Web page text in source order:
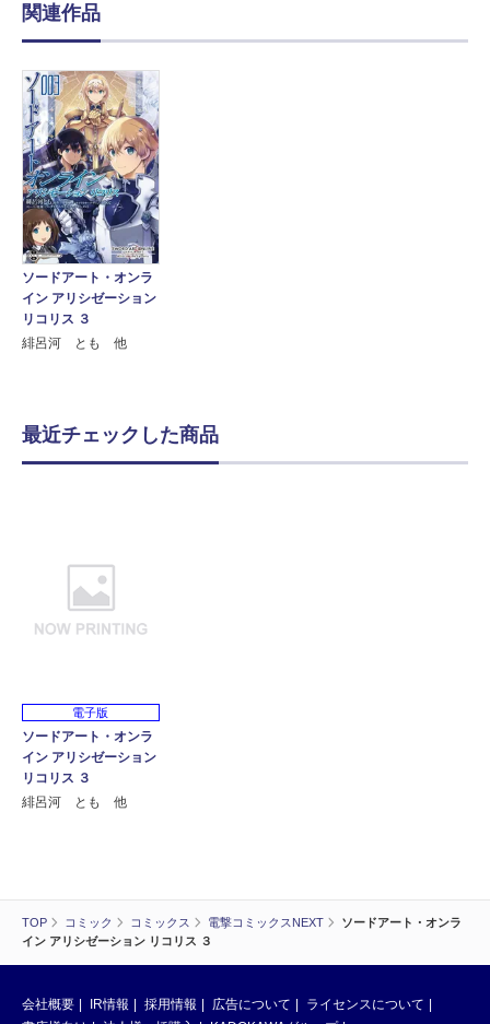
TOP コミック コミックス 電撃コミックスNEXT
ソードアート・オンラ
イン アリシゼーション リコリス ３
関連作品
ソードアート・オンラ
イン アリシゼーション
リコリス ３
緋呂河 とも 他
最近チェックした商品
電子版
ソードアート・オンラ
イン アリシゼーション
リコリス ３
緋呂河 とも 他
会社概要 IR情報 採用情報 広告について
ライセンスについて